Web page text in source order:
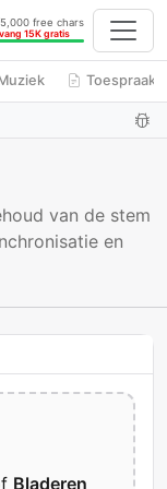
free chars
15K gratis
Toespraak
van de stem
en
Bladeren